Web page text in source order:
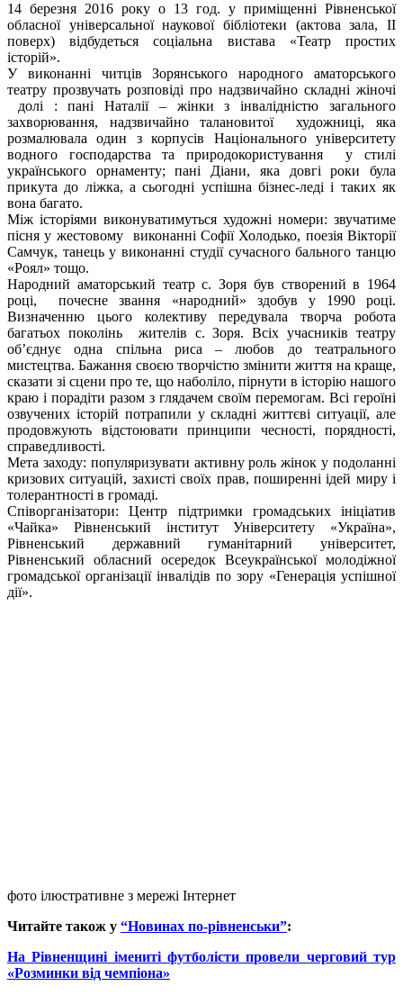
14 березня 2016 року о 13 год. у приміщенні Рівненської
обласної універсальної наукової бібліотеки (актова зала, IІ
поверх) відбудеться соціальна вистава «Театр простих
історій».
У виконанні читців Зорянського народного аматорського
театру прозвучать розповіді про надзвичайно складні жіночі
долі : пані Наталії – жінки з інвалідністю загального
захворювання, надзвичайно талановитої художниці, яка
розмалювала один з корпусів Національного університету
водного господарства та природокористування у стилі
українського орнаменту; пані Діани, яка довгі роки була
прикута до ліжка, а сьогодні успішна бізнес-леді і таких як
вона багато.
Між історіями виконуватимуться художні номери: звучатиме
пісня у жестовому виконанні Софії Холодько, поезія Вікторії
Самчук, танець у виконанні студії сучасного бального танцю
«Роял» тощо.
Народний аматорський театр с. Зоря був створений в 1964
році, почесне звання «народний» здобув у 1990 році.
Визначенню цього колективу передувала творча робота
багатьох поколінь жителів с. Зоря. Всіх учасників театру
об’єднує одна спільна риса – любов до театрального
мистецтва. Бажання своєю творчістю змінити життя на краще,
сказати зі сцени про те, що наболіло, пірнути в історію нашого
краю і порадіти разом з глядачем своїм перемогам. Всі героїні
озвучених історій потрапили у складні життєві ситуації, але
продовжують відстоювати принципи чесності, порядності,
справедливості.
Мета заходу: популяризувати активну роль жінок у подоланні
кризових ситуацій, захисті своїх прав, поширенні ідей миру і
толерантності в громаді.
Співорганізатори: Центр підтримки громадських ініціатив
«Чайка» Рівненський інститут Університету «Україна»,
Рівненський державний гуманітарний університет,
Рівненський обласний осередок Всеукраїнської молодіжної
громадської організації інвалідів по зору «Генерація успішної
дії».
фото ілюстративне з мережі Інтернет
Читайте також у “Новинах по-рівненськи”:
На Рівненщині імениті футболісти провели черговий тур
«Розминки від чемпіона»